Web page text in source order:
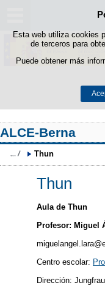
Esta web utiliza cookies
de terceros para
Puede obtener más
ALCE-Berna
Thun
Thun
Aula de Thun
Profesor: Miguel
Centro escolar:
Dirección: